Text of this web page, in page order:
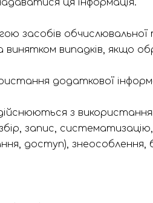
ця інформація.
засобів обчислювальної
випадків, якщо
додаткової
з
запис,
доступ), знеособлення,